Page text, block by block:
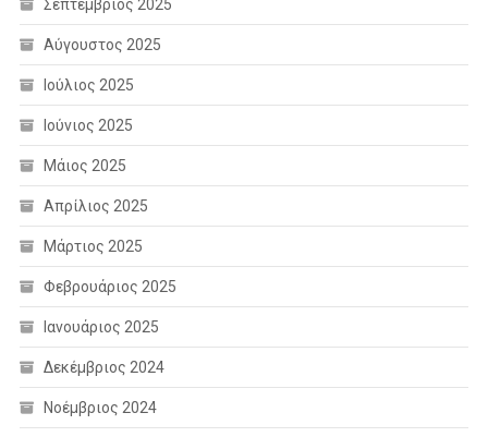
Σεπτέμβριος 2025
Αύγουστος 2025
Ιούλιος 2025
Ιούνιος 2025
Μάιος 2025
Απρίλιος 2025
Μάρτιος 2025
Φεβρουάριος 2025
Ιανουάριος 2025
Δεκέμβριος 2024
Νοέμβριος 2024